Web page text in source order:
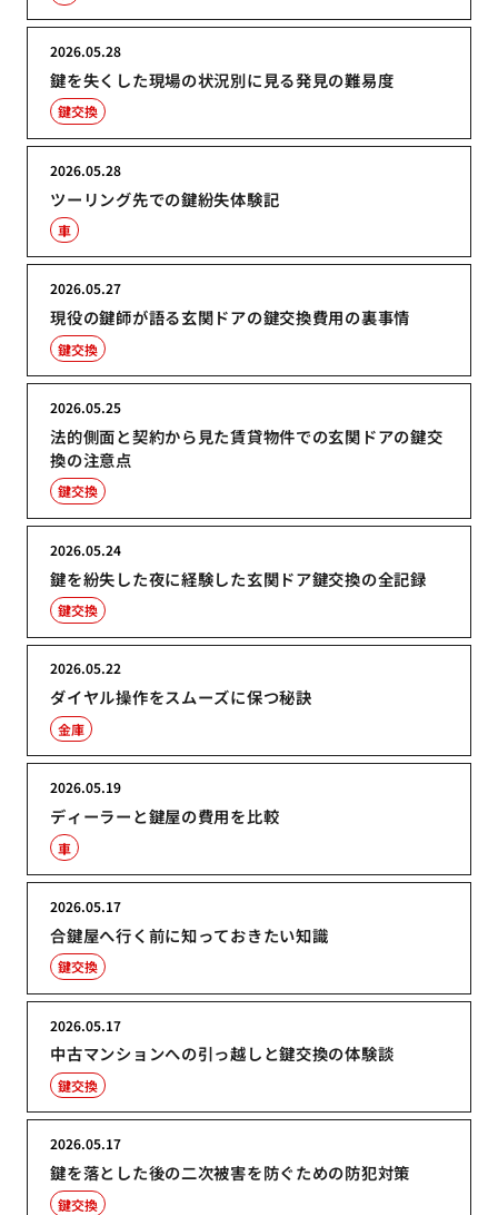
鍵を失くした現場の状況別に見る発見の難易度
2026.05.28
鍵交換
ツーリング先での鍵紛失体験記
2026.05.28
車
現役の鍵師が語る玄関ドアの鍵交換費用の裏事情
2026.05.27
鍵交換
法的側面と契約から見た賃貸物件での玄関ドアの鍵交
換の注意点
2026.05.25
鍵交換
鍵を紛失した夜に経験した玄関ドア鍵交換の全記録
2026.05.24
鍵交換
ダイヤル操作をスムーズに保つ秘訣
2026.05.22
金庫
ディーラーと鍵屋の費用を比較
2026.05.19
車
合鍵屋へ行く前に知っておきたい知識
2026.05.17
鍵交換
中古マンションへの引っ越しと鍵交換の体験談
2026.05.17
鍵交換
鍵を落とした後の二次被害を防ぐための防犯対策
2026.05.17
鍵交換